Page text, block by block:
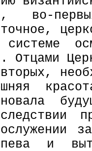
во-
Отцами
и